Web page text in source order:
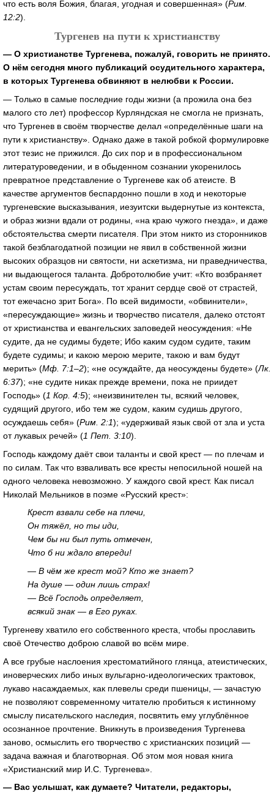
что есть воля Божия, благая, угодная и совершенная» (Рим.
12:2).
Тургенев на пути к христианству
— О христианстве Тургенева, пожалуй, говорить не принято.
О нём сегодня много публикаций осудительного характера,
в которых Тургенева обвиняют в нелюбви к России.
— Только в самые последние годы жизни (а прожила она без
малого сто лет) профессор Курляндская не смогла не признать,
что Тургенев в своём творчестве делал «определённые шаги на
пути к христианству». Однако даже в такой робкой формулировке
этот тезис не прижился. До сих пор и в профессиональном
литературоведении, и в обыденном сознании укоренилось
превратное представление о Тургеневе как об атеисте. В
качестве аргументов беспардонно пошли в ход и некоторые
тургеневские высказывания, иезуитски выдернутые из контекста,
и образ жизни вдали от родины, «на краю чужого гнезда», и даже
обстоятельства смерти писателя. При этом никто из сторонников
такой безблагодатной позиции не явил в собственной жизни
высоких образцов ни святости, ни аскетизма, ни праведничества,
ни выдающегося таланта. Добротолюбие учит: «Кто возбраняет
устам своим пересуждать, тот хранит сердце своё от страстей,
тот ежечасно зрит Бога». По всей видимости, «обвинители»,
«пересуждающие» жизнь и творчество писателя, далеко отстоят
от христианства и евангельских заповедей неосуждения: «Не
судите, да не судимы будете; Ибо каким судом судите, таким
будете судимы; и какою мерою мерите, такою и вам будут
мерить» (Мф. 7:1–2); «не осуждайте, да неосуждены будете» (Лк.
6:37); «не судите никак прежде времени, пока не приидет
Господь» (1 Кор. 4:5); «неизвинителен ты, всякий человек,
судящий другого, ибо тем же судом, каким судишь другого,
осуждаешь себя» (Рим. 2:1); «удерживай язык свой от зла и уста
от лукавых речей» (1 Пет. 3:10).
Господь каждому даёт свои таланты и свой крест — по плечам и
по силам. Так что взваливать все кресты непосильной ношей на
одного человека невозможно. У каждого свой крест. Как писал
Николай Мельников в поэме «Русский крест»:
Крест взвали себе на плечи,
Он тяжёл, но ты иди,
Чем бы ни был путь отмечен,
Что б ни ждало впереди!
— В чём же крест мой? Кто же знает?
На душе — один лишь страх!
— Всё Господь определяет,
всякий знак — в Его руках.
Тургеневу хватило его собственного креста, чтобы прославить
своё Отечество доброю славой во всём мире.
А все грубые наслоения хрестоматийного глянца, атеистических,
иноверческих либо иных вульгарно-идеологических трактовок,
лукаво насаждаемых, как плевелы среди пшеницы, — зачастую
не позволяют современному читателю пробиться к истинному
смыслу писательского наследия, посвятить ему углублённое
осознанное прочтение. Вникнуть в произведения Тургенева
заново, осмыслить его творчество с христианских позиций —
задача важная и благотворная. Об этом моя новая книга
«Христианский мир И.С. Тургенева».
— Вас услышат, как думаете? Читатели, редакторы,